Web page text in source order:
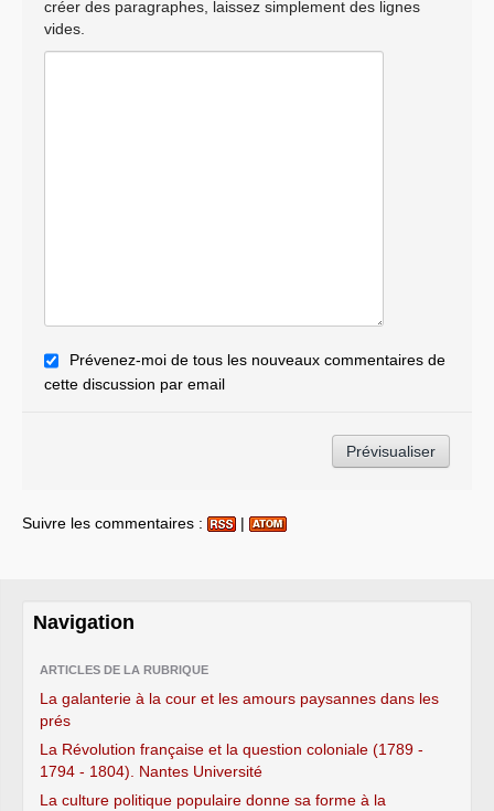
créer des paragraphes, laissez simplement des lignes
vides.
Prévenez-moi de tous les nouveaux commentaires de
cette discussion par email
Suivre les commentaires : |
Navigation
ARTICLES DE LA RUBRIQUE
La galanterie à la cour et les amours paysannes dans les
prés
La Révolution française et la question coloniale (1789 -
1794 - 1804). Nantes Université
La culture politique populaire donne sa forme à la